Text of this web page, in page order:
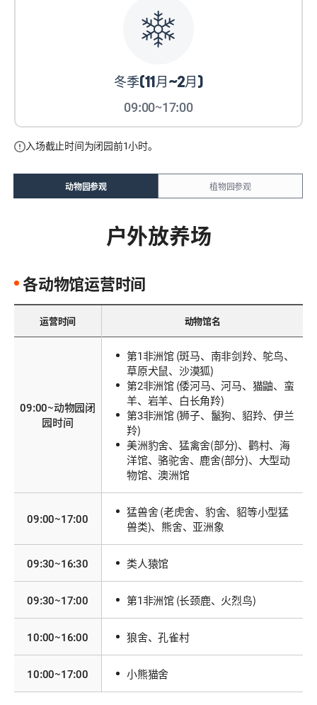
冬季(11月~2月)
09:00~17:00
入场截止时间为闭园前1小时。
动物园参观 植物园参观
户外放养场
各动物馆运营时间
运营时间 动物馆名
09:00~动物园闭
园时间
第1非洲馆 (斑马、南非剑羚、鸵鸟、
草原犬鼠、沙漠狐)
第2非洲馆 (倭河马、河马、猫鼬、蛮
羊、岩羊、白长角羚)
第3非洲馆 (狮子、鬣狗、貂羚、伊兰
羚)
美洲豹舍、猛禽舍(部分)、鹳村、 海
洋馆、骆驼舍、鹿舍(部分)、大型动
物馆、澳洲馆
09:00~17:00
猛兽舍 (老虎舍、豹舍、貂等小型猛
兽类)、熊舍、亚洲象
09:30~16:30 类人猿馆
09:30~17:00 第1非洲馆 (长颈鹿、火烈鸟)
10:00~16:00 狼舍、孔雀村
10:00~17:00 小熊猫舍